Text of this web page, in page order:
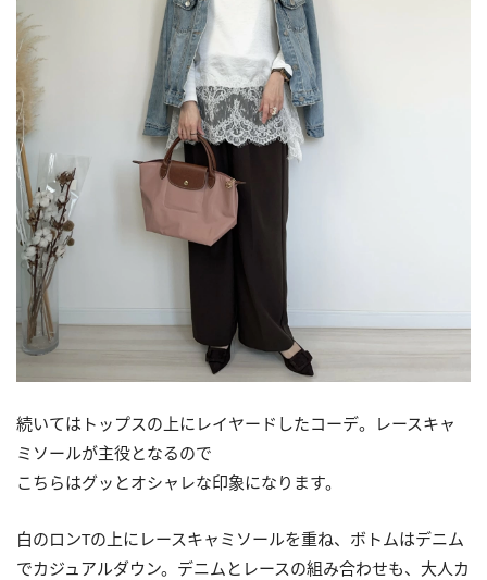
続いてはトップスの上にレイヤードしたコーデ。レースキャ
ミソールが主役となるので
こちらはグッとオシャレな印象になります。
白のロンTの上にレースキャミソールを重ね、ボトムはデニム
でカジュアルダウン。デニムとレースの組み合わせも、大人カ